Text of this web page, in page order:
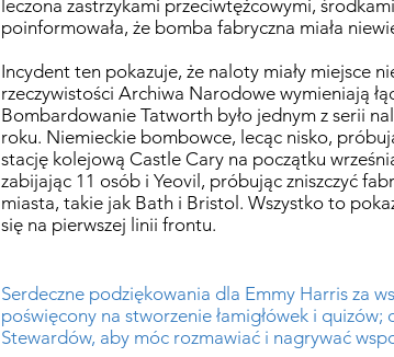
leczona zastrzykami przeciwtężcowymi,
poinformowała, że bomba fabryczna miała
Incydent ten pokazuje, że naloty miały miejsce
rzeczywistości Archiwa Narodowe wymieniają
Bombardowanie Tatworth było jednym z serii
roku. Niemieckie bombowce, lecąc nisko,
stację kolejową Castle Cary na początku
zabijając 11 osób i Yeovil, próbując zniszczyć
miasta, takie jak Bath i Bristol. Wszystko to
się na pierwszej linii frontu.
Serdeczne podziękowania dla Emmy Harris za
poświęcony na stworzenie łamigłówek i
Stewardów, aby móc rozmawiać i nagrywać